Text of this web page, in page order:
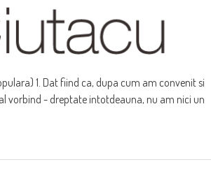
1. Dat fiind ca, dupa cum am convenit si
vorbind - dreptate intotdeauna, nu am nici un